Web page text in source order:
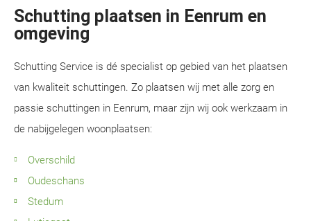
Schutting plaatsen in Eenrum en
omgeving
Schutting Service is dé specialist op gebied van het plaatsen
van kwaliteit schuttingen. Zo plaatsen wij met alle zorg en
passie schuttingen in Eenrum, maar zijn wij ook werkzaam in
de nabijgelegen woonplaatsen:
Overschild
Oudeschans
Stedum